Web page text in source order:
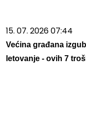
15. 07. 2026 07:44
Većina građana
letovanje - ovih 7